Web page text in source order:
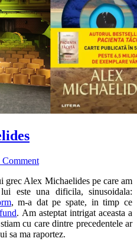
Comment
grec Alex Michaelides pe care am
este una dificila, sinusoidala:
, m-a dat pe spate, in timp ce
. Am asteptat intrigat aceasta a
cu care dintre precedentele ar
sa ma raportez.